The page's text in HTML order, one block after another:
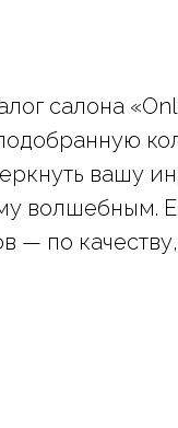
салона
вашу
волшебным.
— по